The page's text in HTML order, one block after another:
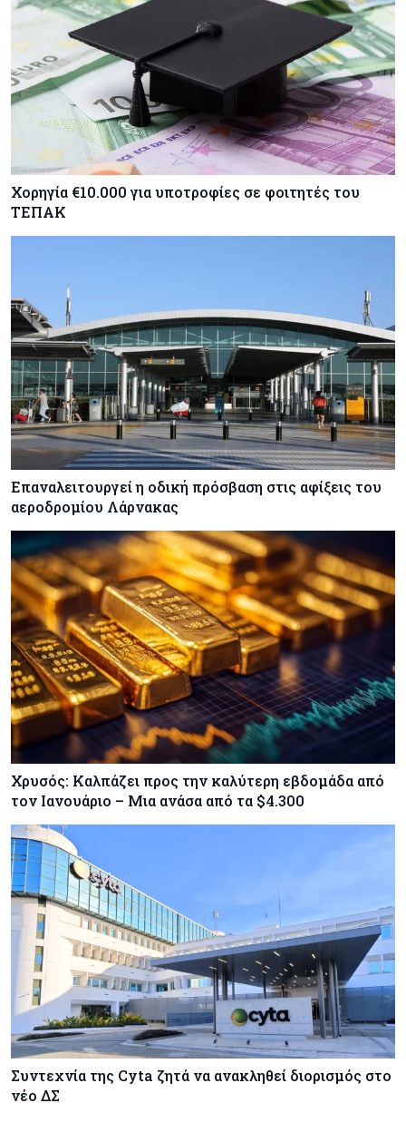
Χορηγία €10.000 για υποτροφίες σε φοιτητές του
ΤΕΠΑΚ
Επαναλειτουργεί η οδική πρόσβαση στις αφίξεις του
αεροδρομίου Λάρνακας
Χρυσός: Καλπάζει προς την καλύτερη εβδομάδα από
τον Ιανουάριο – Μια ανάσα από τα $4.300
Συντεχνία της Cyta ζητά να ανακληθεί διορισμός στο
νέο ΔΣ